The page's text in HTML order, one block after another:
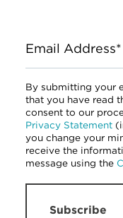
Email Address*
By submitting your
that you have read
consent to our
Privacy Statement
you change your
receive the
message using the
Subscribe